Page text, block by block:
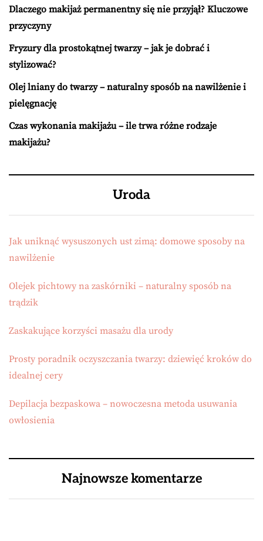
Dlaczego makijaż permanentny się nie przyjął? Kluczowe
przyczyny
Fryzury dla prostokątnej twarzy – jak je dobrać i
stylizować?
Olej lniany do twarzy – naturalny sposób na nawilżenie i
pielęgnację
Czas wykonania makijażu – ile trwa różne rodzaje
makijażu?
Uroda
Jak uniknąć wysuszonych ust zimą: domowe sposoby na
nawilżenie
Olejek pichtowy na zaskórniki – naturalny sposób na
trądzik
Zaskakujące korzyści masażu dla urody
Prosty poradnik oczyszczania twarzy: dziewięć kroków do
idealnej cery
Depilacja bezpaskowa – nowoczesna metoda usuwania
owłosienia
Najnowsze komentarze